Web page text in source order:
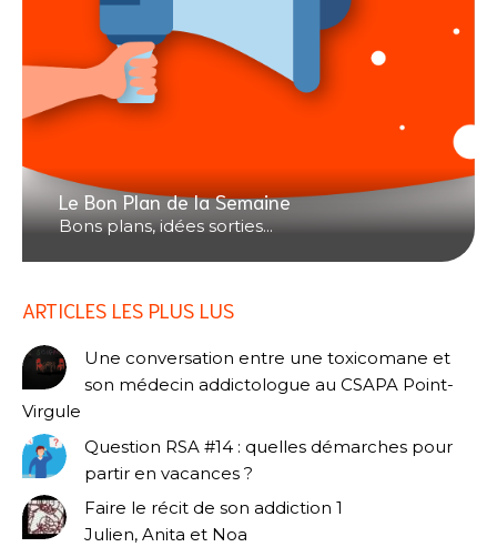
Le Bon Plan de la Semaine
Bons plans, idées sorties...
ARTICLES LES PLUS LUS
Une conversation entre une toxicomane et
son médecin addictologue au CSAPA Point-
Virgule
Question RSA #14 : quelles démarches pour
partir en vacances ?
Faire le récit de son addiction 1
Julien, Anita et Noa